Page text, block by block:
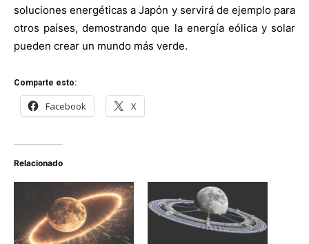
soluciones energéticas a Japón y servirá de ejemplo para
otros países, demostrando que la energía eólica y solar
pueden crear un mundo más verde.
Comparte esto:
Facebook X
Relacionado